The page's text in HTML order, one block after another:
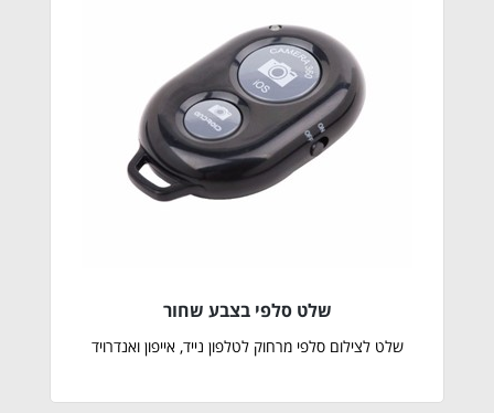
שלט סלפי בצבע שחור
שלט לצילום סלפי מרחוק לטלפון נייד, אייפון ואנדרויד